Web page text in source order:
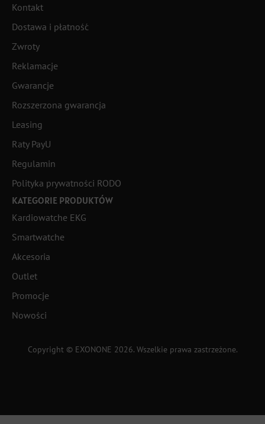
Kontakt
Dostawa i płatność
Zwroty
Reklamacje
Gwarancje
Rozszerzona gwarancja
Leasing
Raty PayU
Regulamin
Polityka prywatności RODO
KATEGORIE PRODUKTÓW
Kardiowatche EKG
Smartwatche
Akcesoria
Outlet
Promocje
Nowości
Copyright © EXONONE 2026. Wszelkie prawa zastrzeżone.